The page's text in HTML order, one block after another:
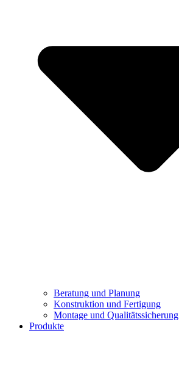
Beratung und Planung
Konstruktion und Fertigung
Montage und Qualitätssicherung
Produkte